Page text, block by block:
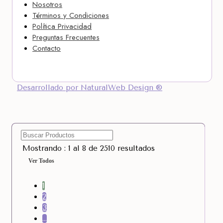
Nosotros
Términos y Condiciones
Política Privacidad
Preguntas Frecuentes
Contacto
Desarrollado por NaturalWeb Design ®
Mostrando : 1 al 8 de 2510 resultados
Ver Todos
1
2
3
…